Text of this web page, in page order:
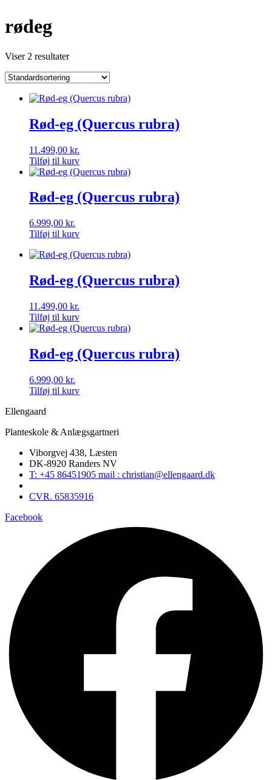
rødeg
Viser 2 resultater
Rød-eg (Quercus rubra)
11.499,00 kr.
Tilføj til kurv
Rød-eg (Quercus rubra)
6.999,00 kr.
Tilføj til kurv
Rød-eg (Quercus rubra)
11.499,00 kr.
Tilføj til kurv
Rød-eg (Quercus rubra)
6.999,00 kr.
Tilføj til kurv
Ellengaard
Planteskole & Anlægsgartneri
Viborgvej 438, Læsten
DK-8920 Randers NV
T: +45 86451905 mail : christian@ellengaard.dk
CVR. 65835916
Facebook